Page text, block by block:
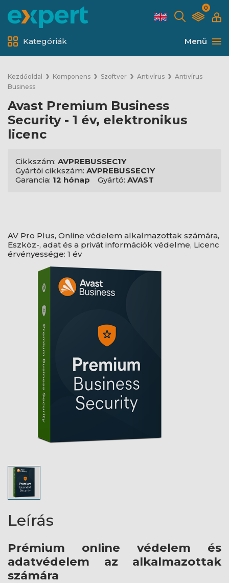
0
Menü
Kategóriák
Kezdőoldal Komponens Szoftver Antivírus
Antivírus
Business
Avast Premium Business
Security - 1 év, elektronikus
licenc
Cikkszám: AVPREBUSSEC1Y
Gyártói cikkszám: AVPREBUSSEC1Y
Garancia: 12 hónap Gyártó: AVAST
AV Pro Plus, Online védelem alkalmazottak számára,
Eszköz-, adat és a privát információk védelme, Licenc
érvényessége: 1 év
Leírás
Prémium online védelem és
adatvédelem az alkalmazottak
számára